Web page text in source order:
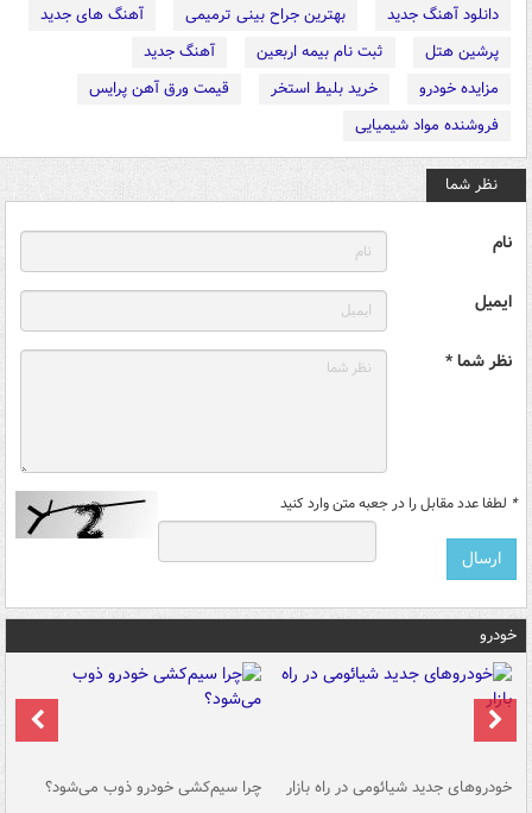
دانلود آهنگ جدید
بهترین جراح بینی ترمیمی
آهنگ های جدید
پرشین هتل
ثبت نام بیمه اربعین
آهنگ جدید
مزایده خودرو
خرید بلیط استخر
قیمت ورق آهن پرایس
فروشنده مواد شیمیایی
نظر شما
نام
ایمیل
نظر شما *
* لطفا عدد مقابل را در جعبه متن وارد کنید
خودرو
خودروهای جدید شیائومی در راه بازار چرا سیم‌کشی خودرو ذوب می‌شود؟